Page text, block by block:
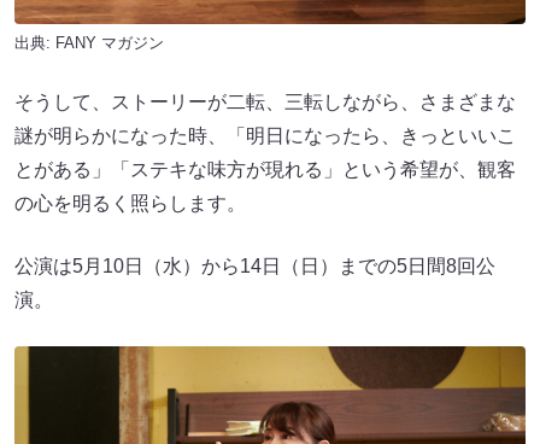
出典: FANY マガジン
そうして、ストーリーが二転、三転しながら、さまざまな
謎が明らかになった時、「明日になったら、きっといいこ
とがある」「ステキな味方が現れる」という希望が、観客
の心を明るく照らします。
公演は5月10日（水）から14日（日）までの5日間8回公
演。